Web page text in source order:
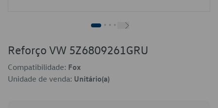
Reforço VW 5Z6809261GRU
Compatibilidade: Fox
Unidade de venda: Unitário(a)